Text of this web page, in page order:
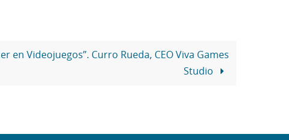
en Videojuegos”. Curro Rueda, CEO Viva Games
Studio